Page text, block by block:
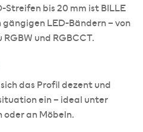
bis 20 mm ist BILLE
LED-Bändern – von
und RGBCCT.
das Profil dezent und
ein – ideal unter
oder an Möbeln.